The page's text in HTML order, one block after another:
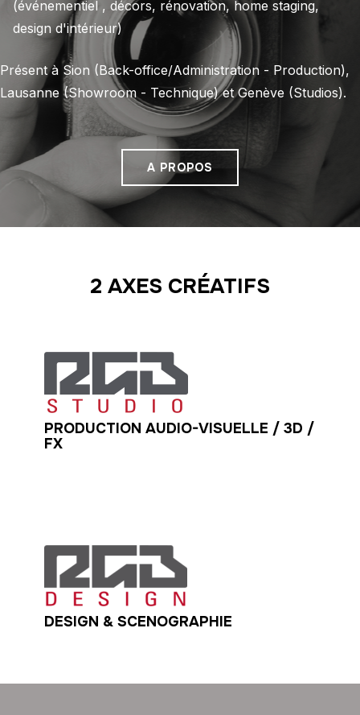
(événementiel , décors, rénovation, home staging,
design d'intérieur)
Présent à Sion (Back-office/Administration - Production),
Lausanne (Showroom - Technique) et Genève (Studios).
A PROPOS
2 AXES CRÉATIFS
PRODUCTION AUDIO-VISUELLE / 3D /
FX
DESIGN & SCENOGRAPHIE